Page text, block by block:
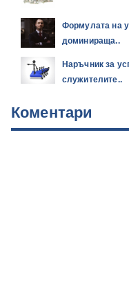
Формулата на
доминираща..
Наръчник за
служителите..
Коментари